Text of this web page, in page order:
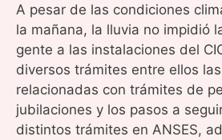
A pesar de las condiciones
la mañana, la lluvia no impidió
gente a las instalaciones del
diversos trámites entre ellos
relacionadas con trámites de
jubilaciones y los pasos a
distintos trámites en ANSES,